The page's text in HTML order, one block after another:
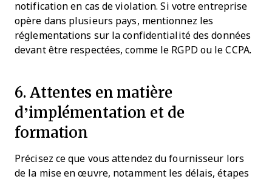
notification en cas de violation. Si votre entreprise
opère dans plusieurs pays, mentionnez les
réglementations sur la confidentialité des données
devant être respectées, comme le RGPD ou le CCPA.
6. Attentes en matière
d’implémentation et de
formation
Précisez ce que vous attendez du fournisseur lors
de la mise en œuvre, notamment les délais, étapes